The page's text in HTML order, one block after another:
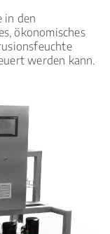
in den
ökonomisches
werden kann.